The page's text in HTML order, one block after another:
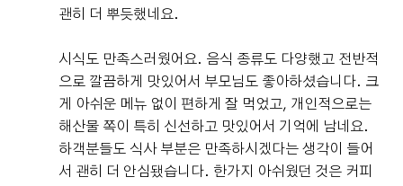
괜히 더 뿌듯했네요.
시식도 만족스러웠어요. 음식 종류도 다양했고 전반적
으로 깔끔하게 맛있어서 부모님도 좋아하셨습니다. 크
게 아쉬운 메뉴 없이 편하게 잘 먹었고, 개인적으로는
해산물 쪽이 특히 신선하고 맛있어서 기억에 남네요.
하객분들도 식사 부분은 만족하시겠다는 생각이 들어
서 괜히 더 안심됐습니다. 한가지 아쉬웠던 것은 커피